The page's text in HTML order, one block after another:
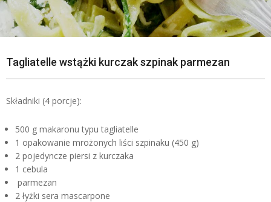
Tagliatelle wstążki kurczak szpinak parmezan
Składniki (4 porcje):
500 g makaronu typu tagliatelle
1 opakowanie mrożonych liści szpinaku (450 g)
2 pojedyncze piersi z kurczaka
1 cebula
parmezan
2 łyżki sera mascarpone